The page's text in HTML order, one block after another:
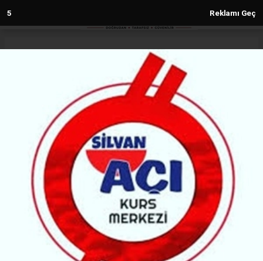
4 Reklamı Geç
Diyarbakır ‘Demokratik Birlik
İnisiyatifi’ seçimi yapıldı
DIYARBAKIR
(MH) - MALABADİ HABER | 17.01.2026 - 14:37, Güncelleme: 17.01.2026 - 14:37
19236+ kez okundu.
Demokratik Birlik İnisiyatifi’nin Olağan Genel Kurulu
yapıldı. DBP Eş Genel Başkanı ve Diyarbakır
Büyükşehir Belediyesi eş başkanı da genel kurula